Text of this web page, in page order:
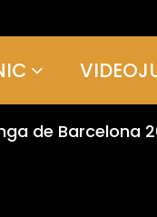
de Barcelona